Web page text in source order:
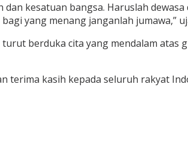
kesatuan bangsa. Haruslah
yang menang janganlah jumawa,”
berduka cita yang mendalam
terima kasih kepada seluruh rakyat